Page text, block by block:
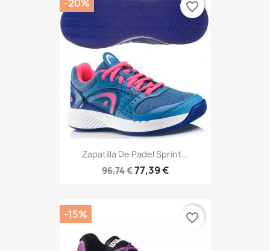
Zapatilla De Padel Sprint...
96,74 €77,39 €
-20% favorite_border
-15% favorite_border